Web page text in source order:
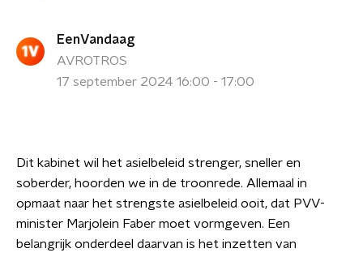
EenVandaag
AVROTROS
17 september 2024 16:00 - 17:00
Dit kabinet wil het asielbeleid strenger, sneller en
soberder, hoorden we in de troonrede. Allemaal in
opmaat naar het strengste asielbeleid ooit, dat PVV-
minister Marjolein Faber moet vormgeven. Een
belangrijk onderdeel daarvan is het inzetten van